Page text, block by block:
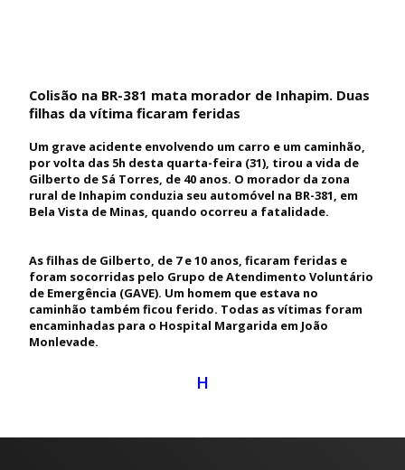
Colisão na BR-381 mata morador de Inhapim. Duas
filhas da vítima ficaram feridas
Um grave acidente envolvendo um carro e um caminhão,
por volta das 5h desta quarta-feira (31), tirou a vida de
Gilberto de Sá Torres, de 40 anos. O morador da zona
rural de Inhapim conduzia seu automóvel na BR-381, em
Bela Vista de Minas, quando ocorreu a fatalidade.
As filhas de Gilberto, de 7 e 10 anos, ficaram feridas e
foram socorridas pelo Grupo de Atendimento Voluntário
de Emergência (GAVE). Um homem que estava no
caminhão também ficou ferido. Todas as vítimas foram
encaminhadas para o Hospital Margarida em João
Monlevade.
H